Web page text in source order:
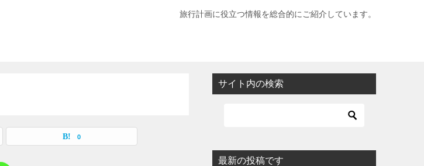
旅行計画に役立つ情報を総合的にご紹介しています。
0
サイト内の検索
最新の投稿です